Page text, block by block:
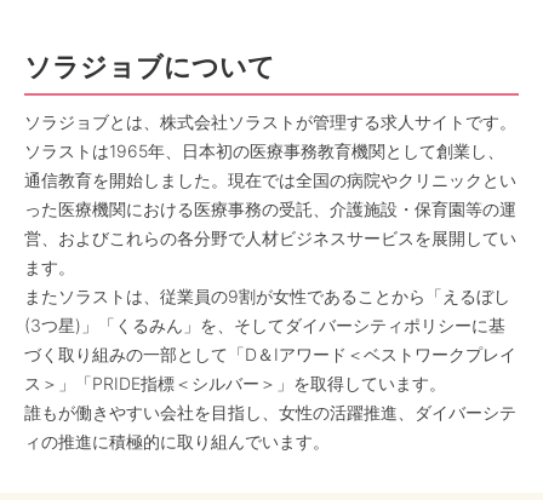
ソラジョブについて
ソラジョブとは、株式会社ソラストが管理する求人サイトです。
ソラストは1965年、日本初の医療事務教育機関として創業し、
通信教育を開始しました。現在では全国の病院やクリニックとい
った医療機関における医療事務の受託、介護施設・保育園等の運
営、およびこれらの各分野で人材ビジネスサービスを展開してい
ます。
またソラストは、従業員の9割が女性であることから「えるぼし
(3つ星)」「くるみん」を、そしてダイバーシティポリシーに基
づく取り組みの一部として「D＆Iアワード＜ベストワークプレイ
ス＞」「PRIDE指標＜シルバー＞」を取得しています。
誰もが働きやすい会社を目指し、女性の活躍推進、ダイバーシテ
ィの推進に積極的に取り組んでいます。